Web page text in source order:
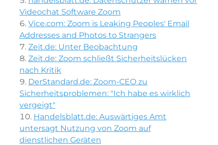
Videochat Software Zoom
Vice.com: Zoom is Leaking Peoples' Email
Addresses and Photos to Strangers
Zeit.de: Unter Beobachtung
Zeit.de: Zoom schließt Sicherheitslücken
nach Kritik
DerStandard.de: Zoom-CEO zu
Sicherheitsproblemen: "Ich habe es wirklich
vergeigt"
Handelsblatt.de: Auswärtiges Amt
untersagt Nutzung von Zoom auf
dienstlichen Geräten